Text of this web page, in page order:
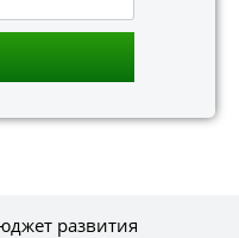
развития